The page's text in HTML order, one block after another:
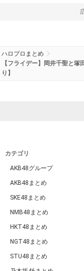
ハロプロまとめ
【フライデー】岡井千聖と
り】
カテゴリ
AKB48グループ
AKB48まとめ
SKE48まとめ
NMB48まとめ
HKT48まとめ
NGT48まとめ
STU48まとめ